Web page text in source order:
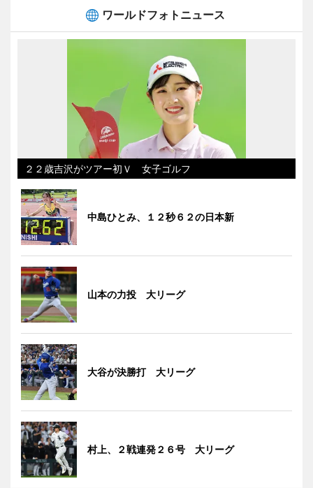
ワールドフォトニュース
２２歳吉沢がツアー初Ｖ 女子ゴルフ
中島ひとみ、１２秒６２の日本新
山本の力投 大リーグ
大谷が決勝打 大リーグ
村上、２戦連発２６号 大リーグ